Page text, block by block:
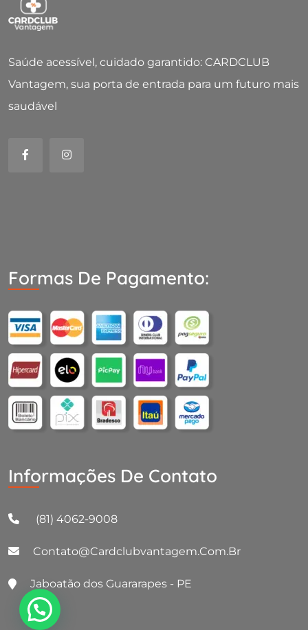
Saúde acessível, cuidado garantido: CARDCLUB
Vantagem, sua porta de entrada para um futuro mais
saudável
Formas De Pagamento:
Informações De Contato
(81) 4062-9008
Contato@cardclubvantagem.com.br
Jaboatão dos Guararapes - PE